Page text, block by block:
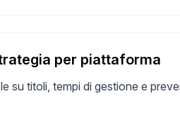
per piattaforma
su titoli, tempi di gestione e